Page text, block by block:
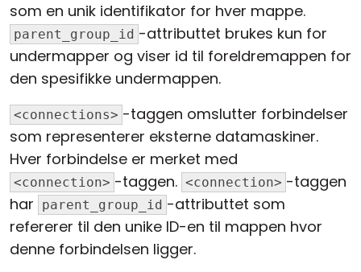
som en unik identifikator for hver mappe.
parent_group_id -attributtet brukes kun for
undermapper og viser id til foreldremappen for
den spesifikke undermappen.
<connections> -taggen omslutter forbindelser
som representerer eksterne datamaskiner.
Hver forbindelse er merket med
<connection> -taggen. <connection> -taggen
har
parent_group_id -attributtet som
refererer til den unike ID-en til mappen hvor
denne forbindelsen ligger.